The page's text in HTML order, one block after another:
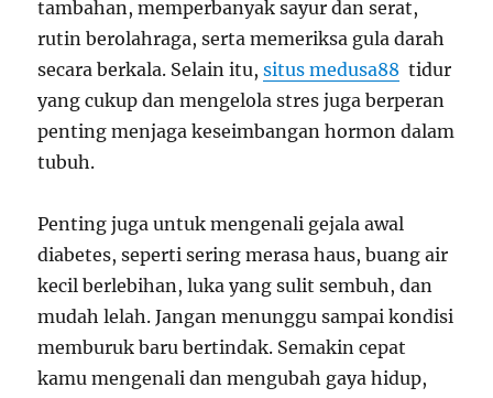
tambahan, memperbanyak sayur dan serat,
rutin berolahraga, serta memeriksa gula darah
secara berkala. Selain itu,situs medusa88 tidur
yang cukup dan mengelola stres juga berperan
penting menjaga keseimbangan hormon dalam
tubuh.
Penting juga untuk mengenali gejala awal
diabetes, seperti sering merasa haus, buang air
kecil berlebihan, luka yang sulit sembuh, dan
mudah lelah. Jangan menunggu sampai kondisi
memburuk baru bertindak. Semakin cepat
kamu mengenali dan mengubah gaya hidup,